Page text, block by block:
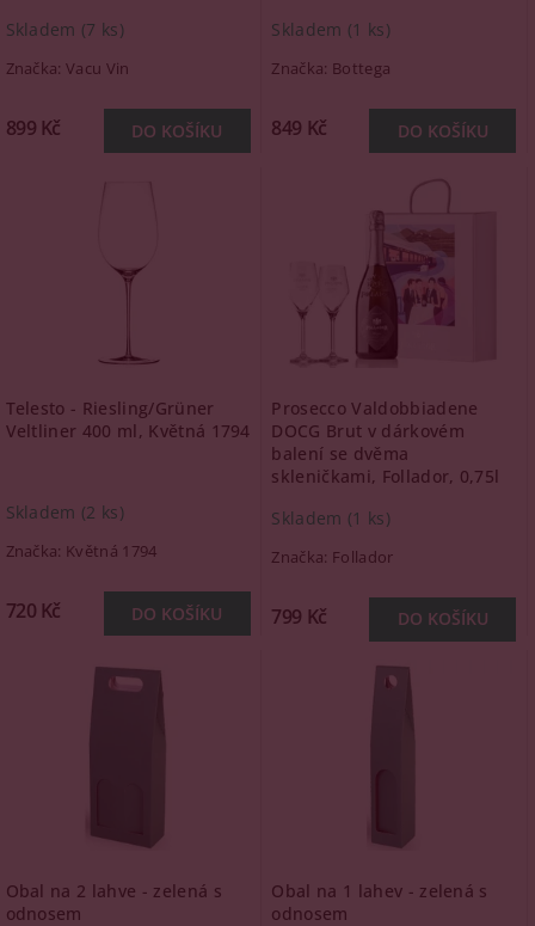
Skladem (7 ks)
Značka:Vacu Vin
899 Kč
Skladem (1 ks)
Značka: Bottega
849 Kč
Telesto - Riesling/Grüner
Veltliner 400 ml, Květná 1794
Skladem (2 ks)
Značka: Květná 1794
720 Kč
Prosecco Valdobbiadene
DOCG Brut v dárkovém
balení se dvěma
skleničkami, Follador, 0,75l
Skladem (1 ks)
Značka: Follador
799 Kč
Obal na 2 lahve - zelená s
odnosem
Obal na 1 lahev - zelená s
odnosem